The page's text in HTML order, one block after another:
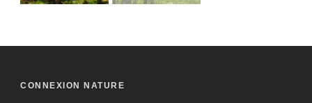
CONNEXION NATURE